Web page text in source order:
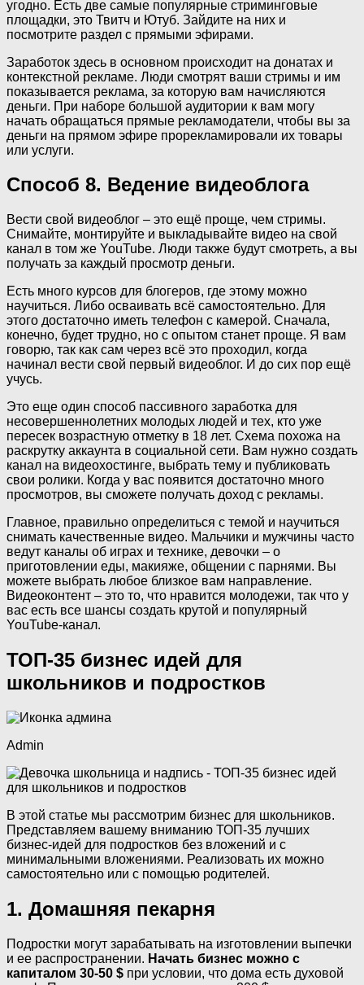
угодно. Есть две самые популярные стриминговые
площадки, это Твитч и Ютуб. Зайдите на них и
посмотрите раздел с прямыми эфирами.
Заработок здесь в основном происходит на донатах и
контекстной рекламе. Люди смотрят ваши стримы и им
показывается реклама, за которую вам начисляются
деньги. При наборе большой аудитории к вам могу
начать обращаться прямые рекламодатели, чтобы вы за
деньги на прямом эфире прорекламировали их товары
или услуги.
Способ 8. Ведение видеоблога
Вести свой видеоблог – это ещё проще, чем стримы.
Снимайте, монтируйте и выкладывайте видео на свой
канал в том же YouTube. Люди также будут смотреть, а вы
получать за каждый просмотр деньги.
Есть много курсов для блогеров, где этому можно
научиться. Либо осваивать всё самостоятельно. Для
этого достаточно иметь телефон с камерой. Сначала,
конечно, будет трудно, но с опытом станет проще. Я вам
говорю, так как сам через всё это проходил, когда
начинал вести свой первый видеоблог. И до сих пор ещё
учусь.
Это еще один способ пассивного заработка для
несовершеннолетних молодых людей и тех, кто уже
пересек возрастную отметку в 18 лет. Схема похожа на
раскрутку аккаунта в социальной сети. Вам нужно создать
канал на видеохостинге, выбрать тему и публиковать
свои ролики. Когда у вас появится достаточно много
просмотров, вы сможете получать доход с рекламы.
Главное, правильно определиться с темой и научиться
снимать качественные видео. Мальчики и мужчины часто
ведут каналы об играх и технике, девочки – о
приготовлении еды, макияже, общении с парнями. Вы
можете выбрать любое близкое вам направление.
Видеоконтент – это то, что нравится молодежи, так что у
вас есть все шансы создать крутой и популярный
YouTube-канал.
ТОП-35 бизнес идей для
школьников и подростков
Admin
В этой статье мы рассмотрим бизнес для школьников.
Представляем вашему вниманию ТОП-35 лучших
бизнес-идей для подростков без вложений и с
минимальными вложениями. Реализовать их можно
самостоятельно или с помощью родителей.
1. Домашняя пекарня
Подростки могут зарабатывать на изготовлении выпечки
и ее распространении. Начать бизнес можно с
капиталом 30-50 $ при условии, что дома есть духовой